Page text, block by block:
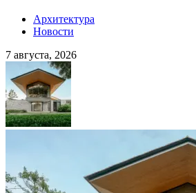
Архитектура
Новости
7 августа, 2026